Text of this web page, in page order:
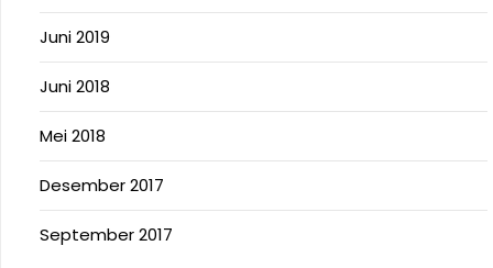
Juni 2019
Juni 2018
Mei 2018
Desember 2017
September 2017